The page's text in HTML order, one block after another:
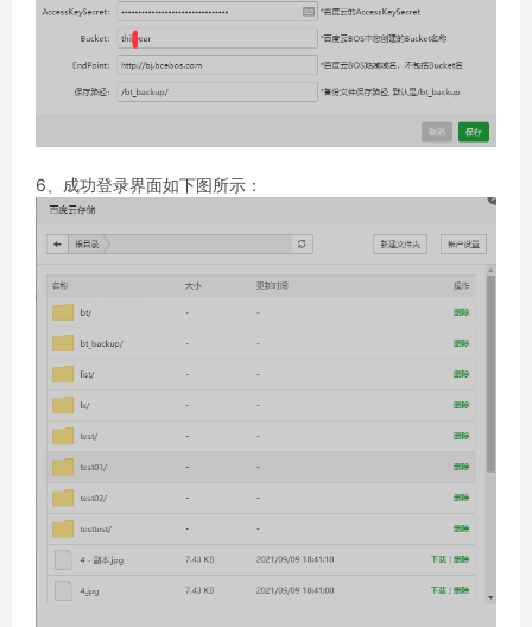
6、成功登录界面如下图所示：